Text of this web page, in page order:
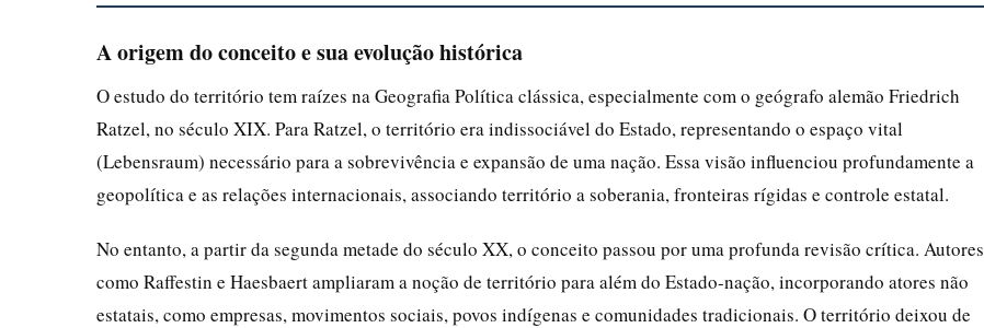
A origem do conceito e sua evolução histórica
O estudo do território tem raízes na Geografia Política clássica, especialmente com o geógrafo alemão Friedrich
Ratzel, no século XIX. Para Ratzel, o território era indissociável do Estado, representando o espaço vital
(Lebensraum) necessário para a sobrevivência e expansão de uma nação. Essa visão influenciou profundamente a
geopolítica e as relações internacionais, associando território a soberania, fronteiras rígidas e controle estatal.
No entanto, a partir da segunda metade do século XX, o conceito passou por uma profunda revisão crítica. Autores
como Raffestin e Haesbaert ampliaram a noção de território para além do Estado-nação, incorporando atores não
estatais, como empresas, movimentos sociais, povos indígenas e comunidades tradicionais. O território deixou de